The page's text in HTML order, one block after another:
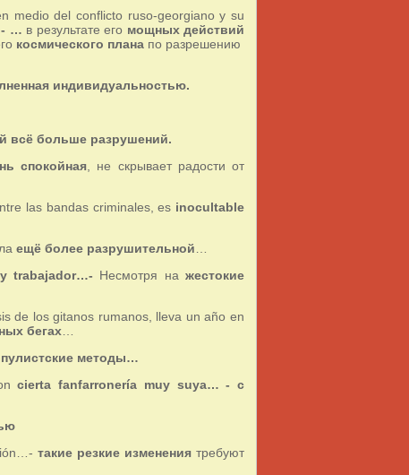
medio del conflicto ruso-georgiano y su
- … в результате его мощных действий
космического плана по разрешению
индивидуальностью.
всё больше разрушений.
спокойная , не скрывает радости от
las bandas criminales, es inocultable
ещё более разрушительной
trabajador…- Несмотря на жестокие
de los gitanos rumanos, lleva un año en
бегах
методы…
cierta fanfarronería muy suya… - с
такие резкие изменения требуют